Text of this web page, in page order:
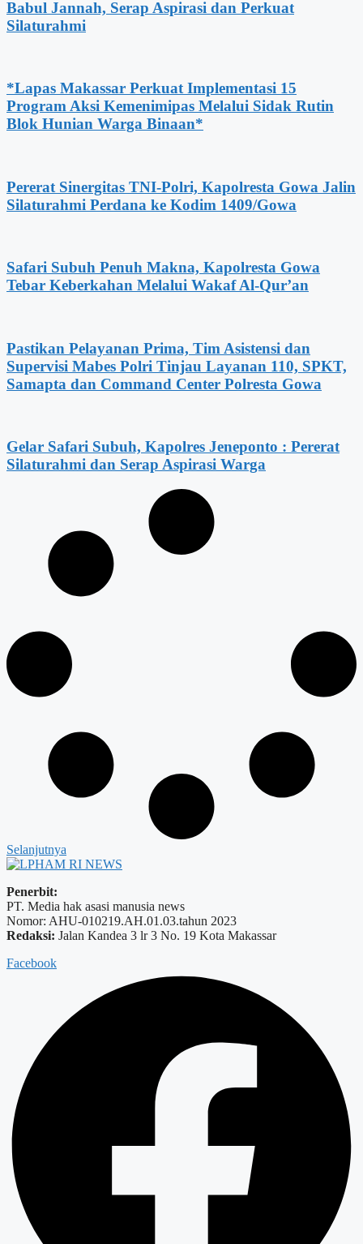
Babul Jannah, Serap Aspirasi dan Perkuat
Silaturahmi
*Lapas Makassar Perkuat Implementasi 15
Program Aksi Kemenimipas Melalui Sidak Rutin
Blok Hunian Warga Binaan*
Pererat Sinergitas TNI-Polri, Kapolresta Gowa Jalin
Silaturahmi Perdana ke Kodim 1409/Gowa
Safari Subuh Penuh Makna, Kapolresta Gowa
Tebar Keberkahan Melalui Wakaf Al-Qur’an
Pastikan Pelayanan Prima, Tim Asistensi dan
Supervisi Mabes Polri Tinjau Layanan 110, SPKT,
Samapta dan Command Center Polresta Gowa
Gelar Safari Subuh, Kapolres Jeneponto : Pererat
Silaturahmi dan Serap Aspirasi Warga
Selanjutnya
Penerbit:
PT. Media hak asasi manusia news
Nomor: AHU-010219.AH.01.03.tahun 2023
Redaksi: Jalan Kandea 3 lr 3 No. 19 Kota Makassar
Facebook